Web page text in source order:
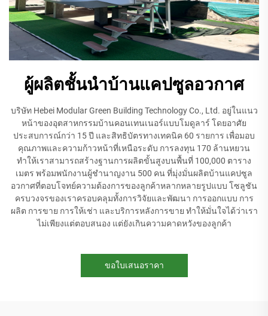
ผู้ผลิตชั้นนำบ้านแคปซูลอวกาศ
บริษัท Hebei Modular Green Building Technology Co., Ltd. อยู่ในแนว
หน้าของอุตสาหกรรมบ้านคอนเทนเนอร์แบบโมดูลาร์ โดยอาศัย
ประสบการณ์กว่า 15 ปี และสิทธิบัตรทางเทคนิค 60 รายการ เพื่อมอบ
คุณภาพและความก้าวหน้าที่เหนือระดับ การลงทุน 170 ล้านหยวน
ทำให้เราสามารถสร้างฐานการผลิตขั้นสูงบนพื้นที่ 100,000 ตาราง
เมตร พร้อมพนักงานผู้ชำนาญงาน 500 คน ที่มุ่งมั่นผลิตบ้านแคปซูล
อวกาศที่ตอบโจทย์ความต้องการของลูกค้าหลากหลายรูปแบบ โซลูชัน
ครบวงจรของเราครอบคลุมทั้งการวิจัยและพัฒนา การออกแบบ การ
ผลิต การขาย การให้เช่า และบริการหลังการขาย ทำให้มั่นใจได้ว่าเรา
ไม่เพียงแต่ตอบสนอง แต่ยังเกินความคาดหวังของลูกค้า
ขอใบเสนอราคา